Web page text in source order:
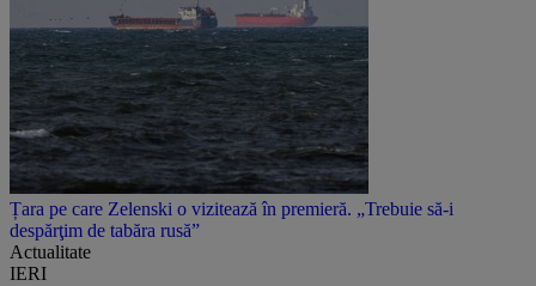
Țara pe care Zelenski o vizitează în premieră. „Trebuie să-i
despărţim de tabăra rusă”
Actualitate
IERI